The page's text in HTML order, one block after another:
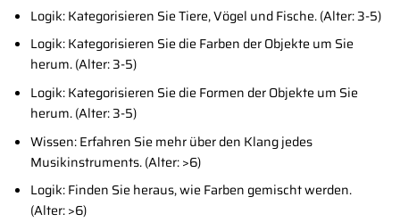
Logik: Kategorisieren Sie Tiere, Vögel und Fische. (Alter: 3-5)
Logik: Kategorisieren Sie die Farben der Objekte um Sie
herum. (Alter: 3-5)
Logik: Kategorisieren Sie die Formen der Objekte um Sie
herum. (Alter: 3-5)
Wissen: Erfahren Sie mehr über den Klang jedes
Musikinstruments. (Alter: >6)
Logik: Finden Sie heraus, wie Farben gemischt werden.
(Alter: >6)